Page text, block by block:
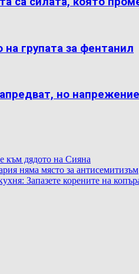
групата за фентанил
но
към дядото на Сияна
няма място за антисемитизъм
Запазете корените на